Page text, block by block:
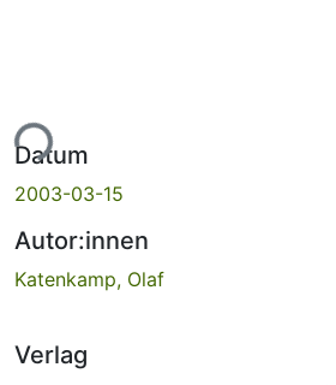
Datum
2003-03-15
Autor:innen
Katenkamp, Olaf
Verlag